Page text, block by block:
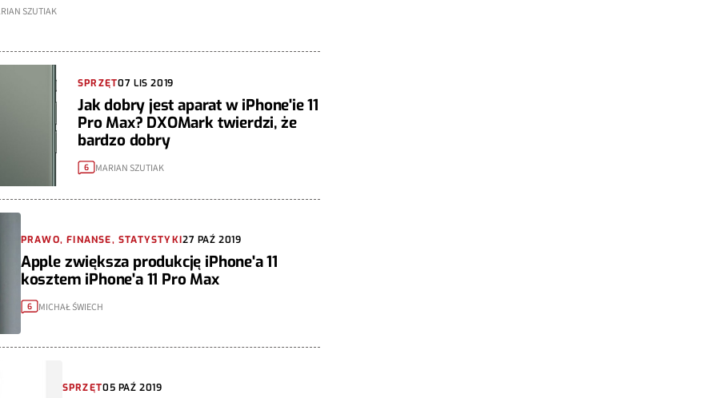
SZUTIAK
SPRZĘT07 LIS 2019
Jak dobry jest aparat w iPhone'ie 11
Pro Max? DXOMark twierdzi, że
bardzo dobry
6 MARIAN SZUTIAK
PRAWO, FINANSE, STATYSTYKI27 PAŹ 2019
Apple zwiększa produkcję iPhone'a 11
kosztem iPhone'a 11 Pro Max
6 MICHAŁ ŚWIECH
SPRZĘT05 PAŹ 2019